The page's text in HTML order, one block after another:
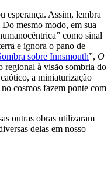
esperança. Assim, lembra
mesmo modo, em sua
como sinal
e ignora o pano de
sobre Innsmouth”, O
regional à visão sombria do
a miniaturização
cosmos fazem ponte com
outras obras utilizaram
delas em nosso